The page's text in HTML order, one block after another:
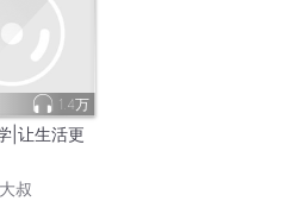
1.4万
|让生活更
叔